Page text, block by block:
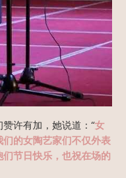
许有加，她说道：“女
的女陶艺家们不仅外表
节日快乐，也祝在场的